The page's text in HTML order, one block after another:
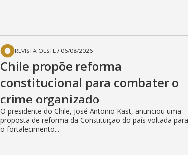
REVISTA OESTE/ 06/08/2026
Chile propõe reforma
constitucional para combater o
crime organizado
O presidente do Chile, José Antonio Kast, anunciou uma
proposta de reforma da Constituição do país voltada para
o fortalecimento...